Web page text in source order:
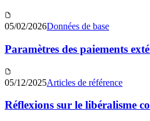
05/02/2026Données de base
Paramètres des paiements
05/12/2025Articles de référence
Réflexions sur le libéralisme